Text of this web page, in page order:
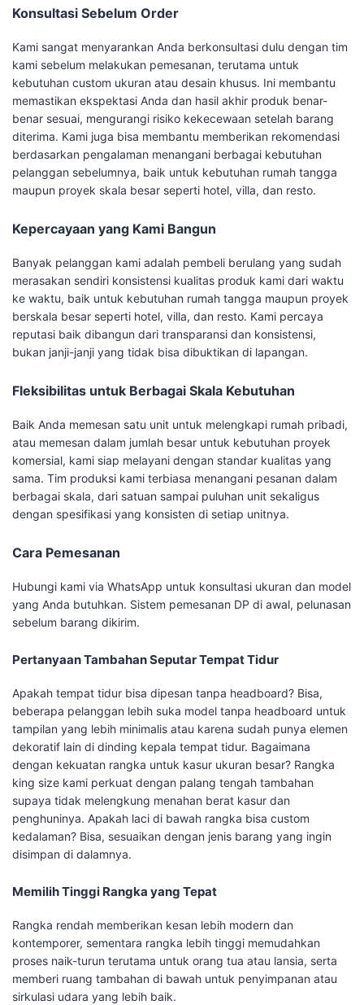
Konsultasi Sebelum Order
Kami sangat menyarankan Anda berkonsultasi dulu dengan tim
kami sebelum melakukan pemesanan, terutama untuk
kebutuhan custom ukuran atau desain khusus. Ini membantu
memastikan ekspektasi Anda dan hasil akhir produk benar-
benar sesuai, mengurangi risiko kekecewaan setelah barang
diterima. Kami juga bisa membantu memberikan rekomendasi
berdasarkan pengalaman menangani berbagai kebutuhan
pelanggan sebelumnya, baik untuk kebutuhan rumah tangga
maupun proyek skala besar seperti hotel, villa, dan resto.
Kepercayaan yang Kami Bangun
Banyak pelanggan kami adalah pembeli berulang yang sudah
merasakan sendiri konsistensi kualitas produk kami dari waktu
ke waktu, baik untuk kebutuhan rumah tangga maupun proyek
berskala besar seperti hotel, villa, dan resto. Kami percaya
reputasi baik dibangun dari transparansi dan konsistensi,
bukan janji-janji yang tidak bisa dibuktikan di lapangan.
Fleksibilitas untuk Berbagai Skala Kebutuhan
Baik Anda memesan satu unit untuk melengkapi rumah pribadi,
atau memesan dalam jumlah besar untuk kebutuhan proyek
komersial, kami siap melayani dengan standar kualitas yang
sama. Tim produksi kami terbiasa menangani pesanan dalam
berbagai skala, dari satuan sampai puluhan unit sekaligus
dengan spesifikasi yang konsisten di setiap unitnya.
Cara Pemesanan
Hubungi kami via WhatsApp untuk konsultasi ukuran dan model
yang Anda butuhkan. Sistem pemesanan DP di awal, pelunasan
sebelum barang dikirim.
Pertanyaan Tambahan Seputar Tempat Tidur
Apakah tempat tidur bisa dipesan tanpa headboard? Bisa,
beberapa pelanggan lebih suka model tanpa headboard untuk
tampilan yang lebih minimalis atau karena sudah punya elemen
dekoratif lain di dinding kepala tempat tidur. Bagaimana
dengan kekuatan rangka untuk kasur ukuran besar? Rangka
king size kami perkuat dengan palang tengah tambahan
supaya tidak melengkung menahan berat kasur dan
penghuninya. Apakah laci di bawah rangka bisa custom
kedalaman? Bisa, sesuaikan dengan jenis barang yang ingin
disimpan di dalamnya.
Memilih Tinggi Rangka yang Tepat
Rangka rendah memberikan kesan lebih modern dan
kontemporer, sementara rangka lebih tinggi memudahkan
proses naik-turun terutama untuk orang tua atau lansia, serta
memberi ruang tambahan di bawah untuk penyimpanan atau
sirkulasi udara yang lebih baik.